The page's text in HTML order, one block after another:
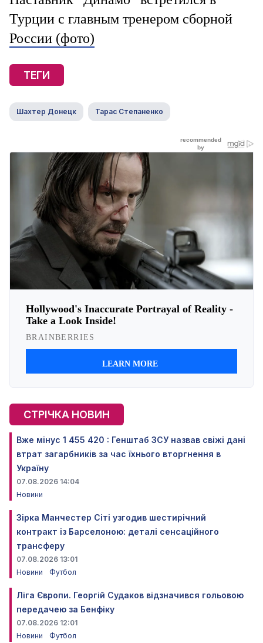
Турции с главным тренером сборной
России (фото)
ТЕГИ
Шахтер Донецк Тарас Степаненко
СТРІЧКА НОВИН
Вже мінус 1 455 420 : Генштаб ЗСУ назвав свіжі дані
втрат загарбників за час їхнього вторгнення в
Україну
07.08.2026 14:04
Новини
Зірка Манчестер Сіті узгодив шестирічний
контракт із Барселоною: деталі сенсаційного
трансферу
07.08.2026 13:01
Новини
Футбол
Ліга Європи. Георгій Судаков відзначився гольовою
передачею за Бенфіку
07.08.2026 12:01
Новини
Футбол